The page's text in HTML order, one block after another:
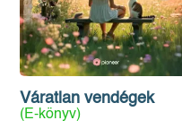
Váratlan vendégek
(E-könyv)